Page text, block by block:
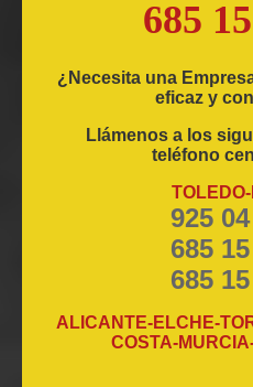
685
¿Necesita una
eficaz y
Llámenos a los
teléfono
925
685
685
ALICANTE-ELCHE-
COSTA-